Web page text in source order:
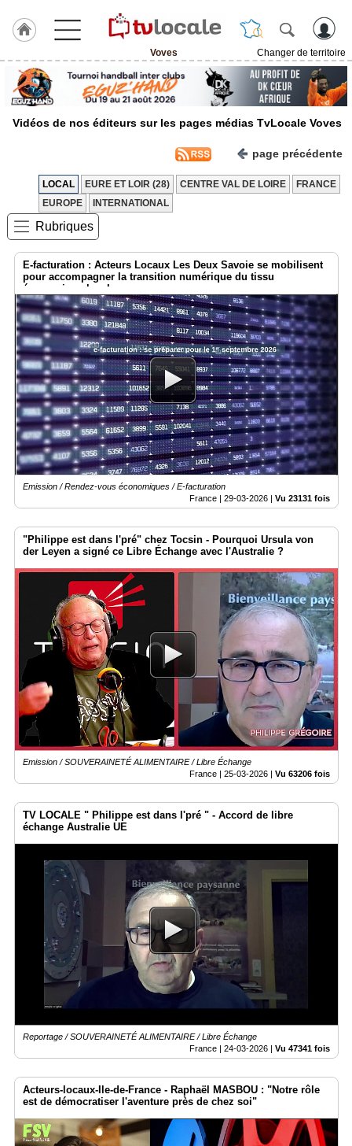
Voves
Changer de territoire
J'adhère
Hulcoq
ACCUEIL
TvLocale
Accueil
RUBRIQUES
Agenda
Gazette
Vidéos
Médias
du
groupe
Blogs
Prémium
Inscription
annuaire
Accès
éditeur
Vidéos de nos éditeurs sur les pages médias TvLocale Voves
page précédente
LOCAL EURE ET LOIR (28) CENTRE VAL DE LOIRE
FRANCE
EUROPE
INTERNATIONAL
Rubriques
E-facturation : Acteurs Locaux Les Deux Savoie se mobilisent
pour accompagner la transition numérique du tissu
économique local
Emission / Rendez-vous économiques / E-facturation
France | 29-03-2026 Vu 23131 fois
"Philippe est dans l'pré" chez Tocsin - Pourquoi Ursula von
der Leyen a signé ce Libre Échange avec l'Australie ?
Emission / SOUVERAINETÉ ALIMENTAIRE / Libre Échange
France | 25-03-2026 | Vu 63206 fois
TV LOCALE " Philippe est dans l'pré " - Accord de libre
échange Australie UE
Reportage / SOUVERAINETÉ ALIMENTAIRE / Libre Échange
France | 24-03-2026 | Vu 47341 fois
Acteurs-locaux-Ile-de-France - Raphaël MASBOU : "Notre rôle
est de démocratiser l'aventure près de chez soi"